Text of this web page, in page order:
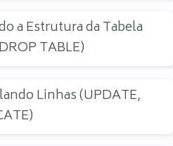
a Estrutura da Tabela
TABLE)
Linhas (UPDATE,